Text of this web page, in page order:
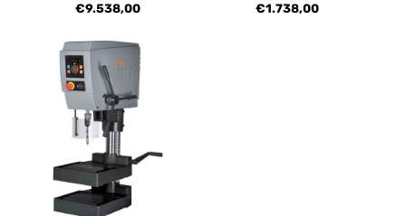
€9.538,00
€1.738,00